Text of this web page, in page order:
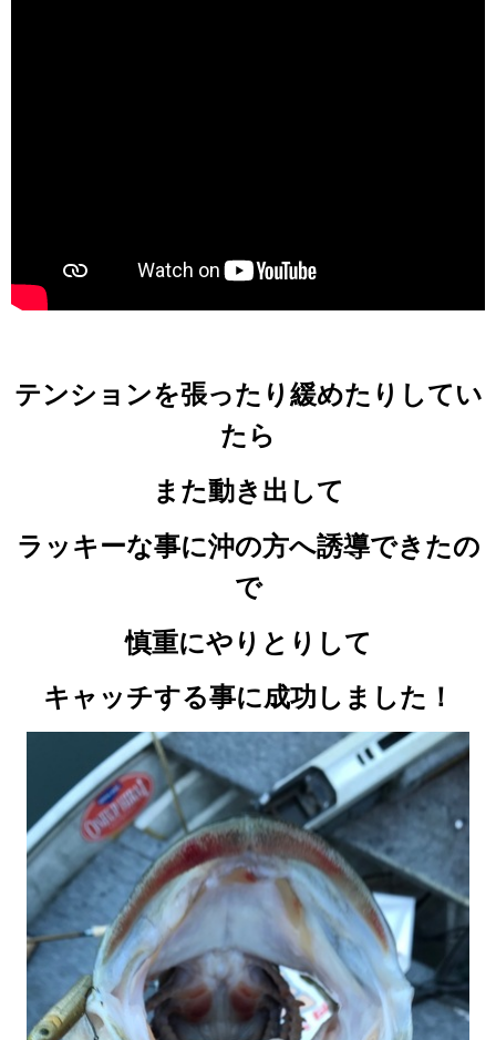
テンションを張ったり緩めたりしてい
たら
また動き出して
ラッキーな事に沖の方へ誘導できたの
で
慎重にやりとりして
キャッチする事に成功しました！